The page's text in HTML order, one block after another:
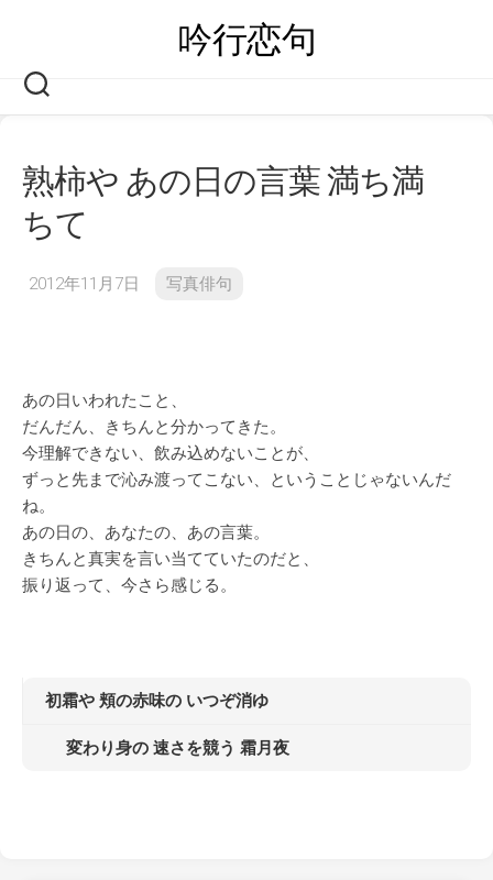
吟行恋句
熟柿や あの日の言葉 満ち満
ちて
2012年11月7日 写真俳句
あの日いわれたこと、
だんだん、きちんと分かってきた。
今理解できない、飲み込めないことが、
ずっと先まで沁み渡ってこない、ということじゃないんだ
ね。
あの日の、あなたの、あの言葉。
きちんと真実を言い当てていたのだと、
振り返って、今さら感じる。
初霜や 頬の赤味の いつぞ消ゆ
変わり身の 速さを競う 霜月夜